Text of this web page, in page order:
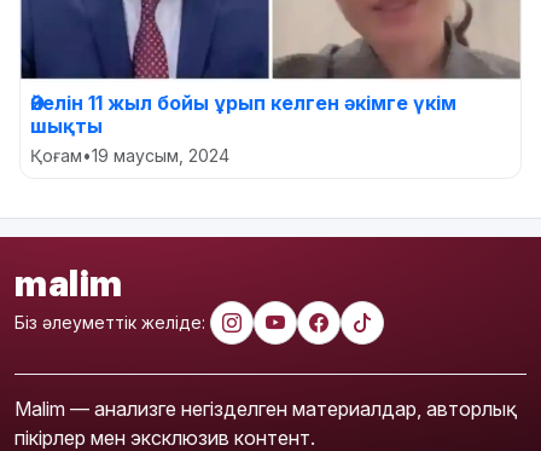
Әйелін 11 жыл бойы ұрып келген әкімге үкім
шықты
Қоғам•19 маусым, 2024
malim
Біз әлеуметтік желіде:
Malim — анализге негізделген материалдар, авторлық
пікірлер мен эксклюзив контент.